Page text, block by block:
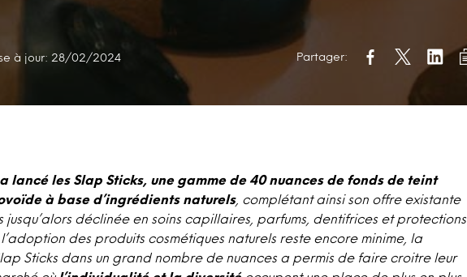
à jour: 28/02/2024 Partager:
a lancé les Slap Sticks, une gamme de 40 nuances de fonds de teint
à base d’ingrédients naturels, complétant ainsi son offre existante
jusqu’alors déclinée en soins capillaires, parfums, dentifrices et protections
des produits cosmétiques naturels reste encore minime, la
Sticks dans un grand nombre de nuances a permis de faire croitre leur